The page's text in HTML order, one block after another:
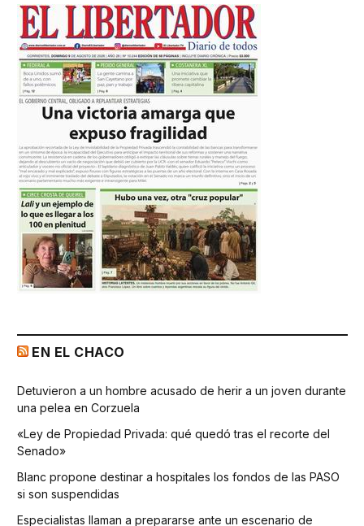
EN EL CHACO
Detuvieron a un hombre acusado de herir a un joven durante
una pelea en Corzuela
«Ley de Propiedad Privada: qué quedó tras el recorte del
Senado»
Blanc propone destinar a hospitales los fondos de las PASO
si son suspendidas
Especialistas llaman a prepararse ante un escenario de